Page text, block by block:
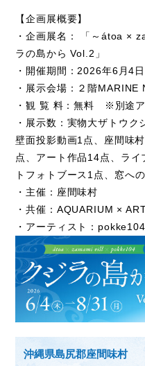
【企画展概要】
・企画展名： 「～ átoa ×
ラの島から Vol.2 」
・開催期間：2026年6月4
・展示会場：２階MARINE
・観 覧 料：無料 ※別途
・展示数：実物大ザトウク
壁面投影動画1点、座間味村
点、アート作品14点、ライ
トフォトブース 1点、窓へ
・主催：座間味村
・共催： AQUARIUM ×
・アーティスト：pokke104
沖縄県島尻郡座間味村